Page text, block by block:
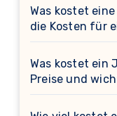
Was kostet
die Kosten für
Was kostet ein
Preise und